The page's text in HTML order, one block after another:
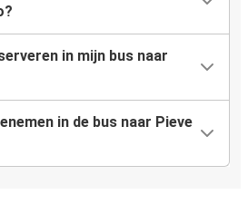
in mijn bus naar
in de bus naar Pieve